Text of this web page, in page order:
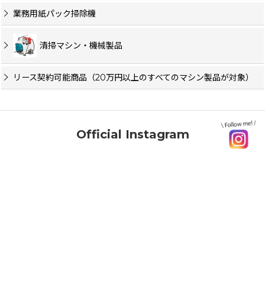
業務用紙パック掃除機
清掃マシン・機械製品
リース契約可能商品（20万円以上のすべてのマシン製品が対象）
Official Instagram